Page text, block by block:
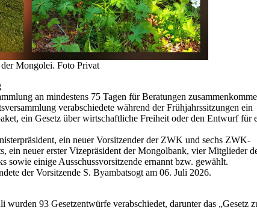
Mongolei. Foto Privat
an mindestens 75 Tagen für Beratungen
verabschiedete während der Frühjahrssitzungen ein
ein Gesetz über wirtschaftliche Freiheit oder den Entwurf für
ein neuer Vorsitzender der ZWK und sechs ZWK-
ein neuer erster Vizepräsident der Mongolbank, vier Mitglieder
sowie einige Ausschussvorsitzende ernannt bzw. gewählt.
der Vorsitzende S. Byambatsogt am 06. Juli 2026.
93 Gesetzentwürfe verabschiedet, darunter das „Gesetz